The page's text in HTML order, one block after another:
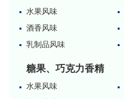
水果风味
酒香风味
乳制品风味
糖果、巧克力香精
水果风味